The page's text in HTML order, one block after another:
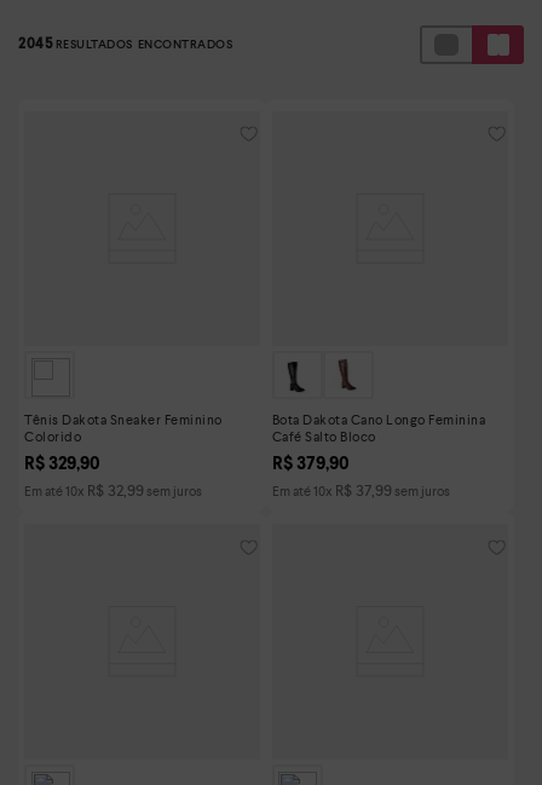
2045
Tênis Dakota Sneaker Feminino
Colorido
R$ 329,90
Em até 10x R$ 32,99 sem juros
Bota Dakota Cano Longo Feminina
Café Salto Bloco
R$ 379,90
Em até 10x R$ 37,99 sem juros